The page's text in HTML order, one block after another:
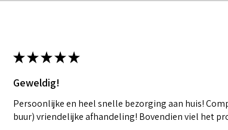
★★★★★
Geweldig!
Persoonlijke en heel snelle bezorging aan huis!
buur) vriendelijke afhandeling! Bovendien viel het